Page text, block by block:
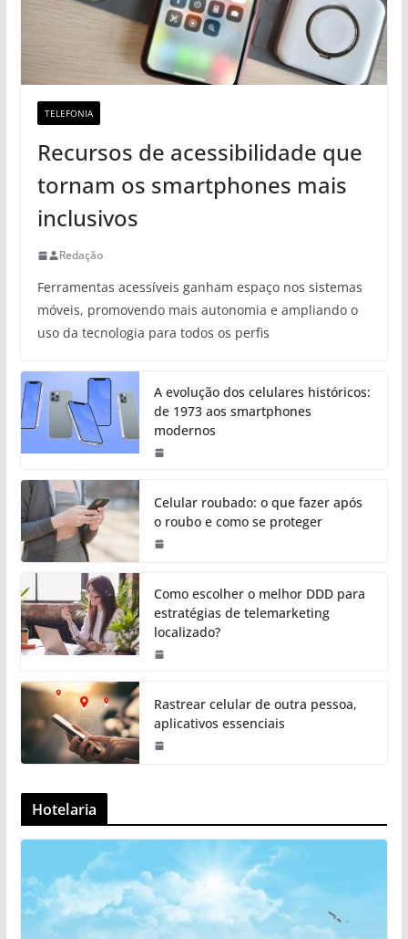
TELEFONIA
Recursos de acessibilidade que
tornam os smartphones mais
inclusivos
Redação
Ferramentas acessíveis ganham espaço nos sistemas
móveis, promovendo mais autonomia e ampliando o
uso da tecnologia para todos os perfis
A evolução dos celulares históricos:
de 1973 aos smartphones
modernos
Celular roubado: o que fazer após
o roubo e como se proteger
Como escolher o melhor DDD para
estratégias de telemarketing
localizado?
Rastrear celular de outra pessoa,
aplicativos essenciais
Hotelaria